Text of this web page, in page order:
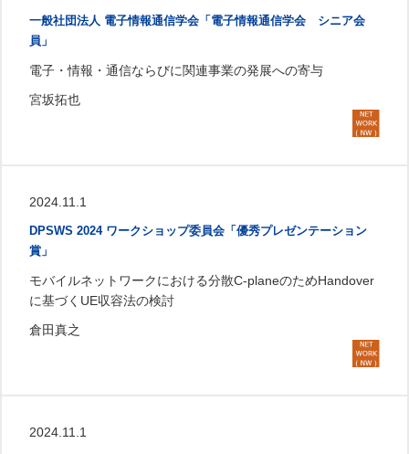
一般社団法人 電子情報通信学会「電子情報通信学会 シニア会
員」
電子・情報・通信ならびに関連事業の発展への寄与
宮坂拓也
2024.11.1
DPSWS 2024 ワークショップ委員会「優秀プレゼンテーション
賞」
モバイルネットワークにおける分散C-planeのためHandover
に基づくUE収容法の検討
倉田真之
2024.11.1